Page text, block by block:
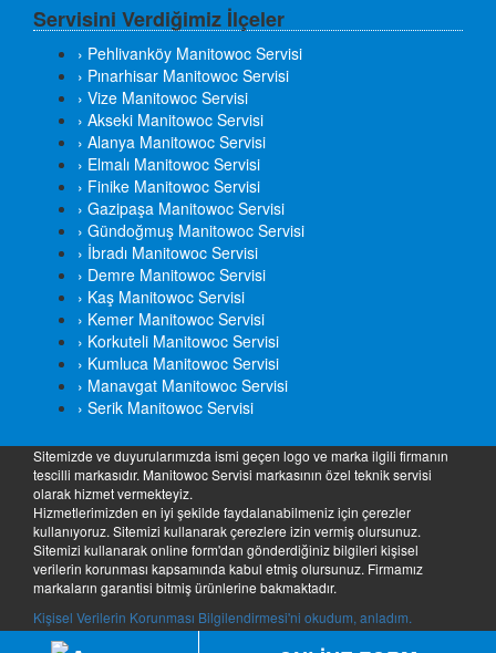
Servisini Verdiğimiz İlçeler
› Pehlivanköy Manitowoc Servisi
› Pınarhisar Manitowoc Servisi
› Vize Manitowoc Servisi
› Akseki Manitowoc Servisi
› Alanya Manitowoc Servisi
› Elmalı Manitowoc Servisi
› Finike Manitowoc Servisi
› Gazipaşa Manitowoc Servisi
› Gündoğmuş Manitowoc Servisi
› İbradı Manitowoc Servisi
› Demre Manitowoc Servisi
› Kaş Manitowoc Servisi
› Kemer Manitowoc Servisi
› Korkuteli Manitowoc Servisi
› Kumluca Manitowoc Servisi
› Manavgat Manitowoc Servisi
› Serik Manitowoc Servisi
Sitemizde ve duyurularımızda ismi geçen logo ve marka ilgili firmanın
tescilli markasıdır. Manitowoc Servisi markasının özel teknik servisi
olarak hizmet vermekteyiz.
Hizmetlerimizden en iyi şekilde faydalanabilmeniz için çerezler
kullanıyoruz. Sitemizi kullanarak çerezlere izin vermiş olursunuz.
Sitemizi kullanarak online form'dan gönderdiğiniz bilgileri kişisel
verilerin korunması kapsamında kabul etmiş olursunuz. Firmamız
markaların garantisi bitmiş ürünlerine bakmaktadır.
Kişisel Verilerin Korunması Bilgilendirmesi'ni okudum, anladım.
Copyright © Manitowoc Servisi Servisi | Tüm Hakları Saklıdır. 2026 |